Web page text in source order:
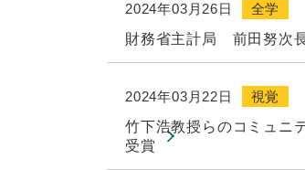
2024年03月26日
全学
財務省主計局 前田努次
2024年03月22日
視覚
竹下浩教授らのコミュニ
受賞